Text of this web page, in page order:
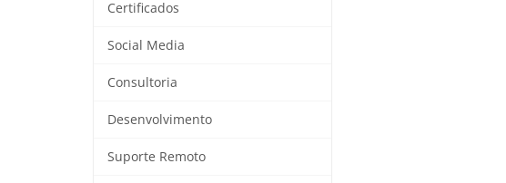
Certificados
Social Media
Consultoria
Desenvolvimento
Suporte Remoto